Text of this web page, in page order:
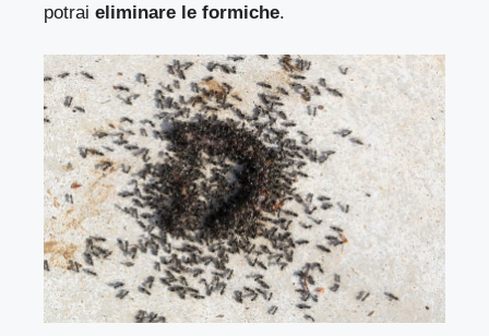
potrai eliminare le formiche.